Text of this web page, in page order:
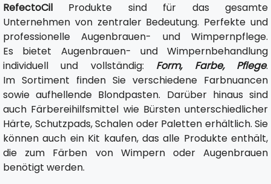
RefectoCil Produkte sind für das gesamte
Unternehmen von zentraler Bedeutung. Perfekte und
professionelle Augenbrauen- und Wimpernpflege.
Es bietet Augenbrauen- und Wimpernbehandlung
individuell und vollständig: Form, Farbe, Pflege.
Im Sortiment finden Sie verschiedene Farbnuancen
sowie aufhellende Blondpasten. Darüber hinaus sind
auch Färbereihilfsmittel wie Bürsten unterschiedlicher
Härte, Schutzpads, Schalen oder Paletten erhältlich. Sie
können auch ein Kit kaufen, das alle Produkte enthält,
die zum Färben von Wimpern oder Augenbrauen
benötigt werden.